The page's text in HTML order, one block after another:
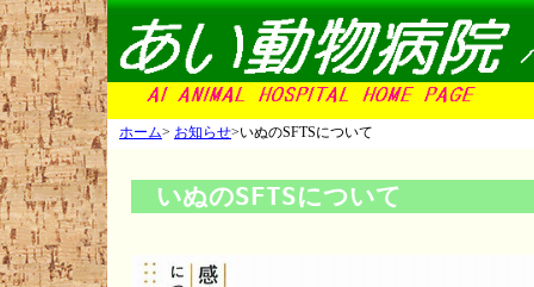
ホーム> お知らせ>いぬのSFTSについて
いぬのSFTSについて